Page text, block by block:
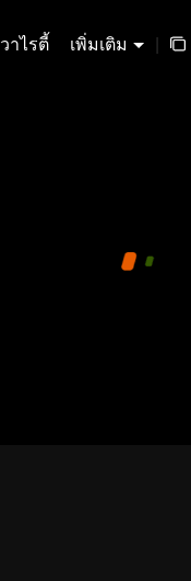
วาไรตี้ เพิ่มเติม |